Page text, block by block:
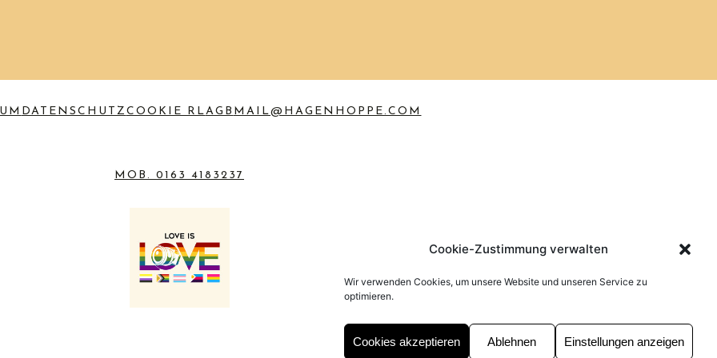
Cookie-Zustimmung verwalten
Wir verwenden Cookies, um unsere Website und unseren Service zu
optimieren.
Cookies akzeptieren Ablehnen Einstellungen anzeigen
DATENSCHUTZ COOKIE RLAGB MAIL@HAGENHOPPE.COM
MOB. 0163 4183237